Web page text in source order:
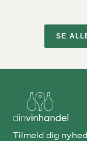
SE
Tilmeld dig